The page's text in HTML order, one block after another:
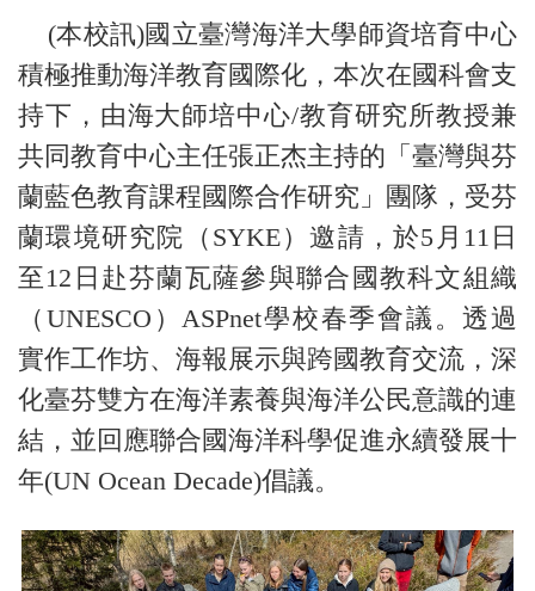
(本校訊)國立臺灣海洋大學師資培育中心
積極推動海洋教育國際化，本次在國科會支
持下，由海大師培中心/教育研究所教授兼
共同教育中心主任張正杰主持的「臺灣與芬
蘭藍色教育課程國際合作研究」團隊，受芬
蘭環境研究院（SYKE）邀請，於5月11日
至12日赴芬蘭瓦薩參與聯合國教科文組織
（UNESCO）ASPnet學校春季會議。透過
實作工作坊、海報展示與跨國教育交流，深
化臺芬雙方在海洋素養與海洋公民意識的連
結，並回應聯合國海洋科學促進永續發展十
年(UN Ocean Decade)倡議。